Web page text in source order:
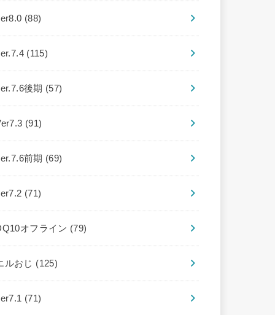
(88)
(115)
後期 (57)
(91)
前期 (69)
(71)
オフライン (79)
ルおじ (125)
(71)